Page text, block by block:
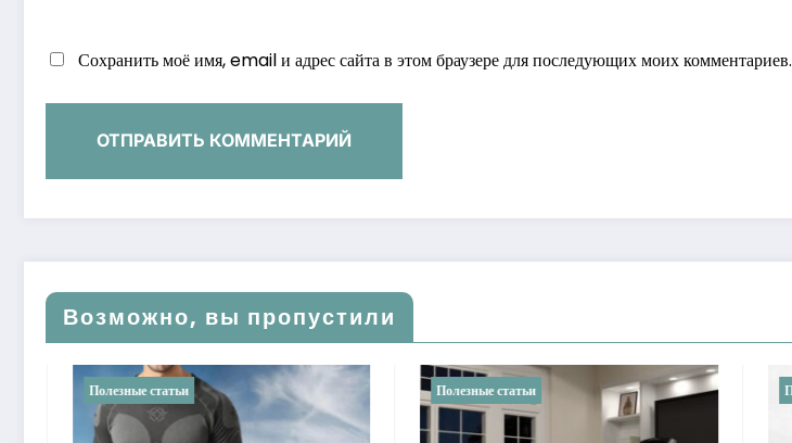
Сохранить моё имя, email и адрес сайта в этом браузере для последующих моих комментариев.
Возможно, вы пропустили
Полезные статьи Полезные статьи